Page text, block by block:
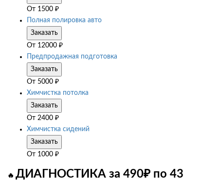
От 1500 ₽
Полная полировка авто
Заказать
От 12000 ₽
Предпродажная подготовка
Заказать
От 5000 ₽
Химчистка потолка
Заказать
От 2400 ₽
Химчистка сидений
Заказать
От 1000 ₽
🔥 ДИАГНОСТИКА за 490₽ по 43